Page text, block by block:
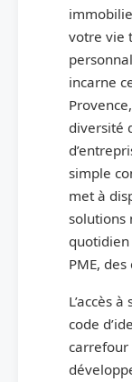
votre vie
incarne
diversité
simple
met à
solutions
PME,
L’accès
code
carrefour